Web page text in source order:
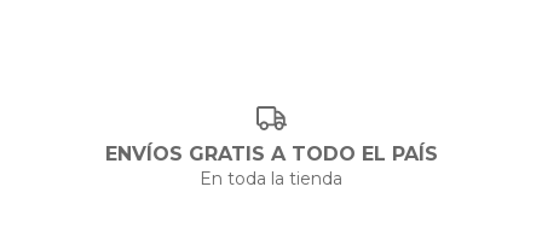
ENVÍOS GRATIS A TODO EL PAÍS
En toda la tienda